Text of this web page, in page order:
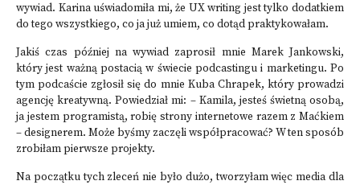
wywiad. Karina uświadomiła mi, że UX writing jest tylko dodatkiem
do tego wszystkiego, co ja już umiem, co dotąd praktykowałam.
Jakiś czas później na wywiad zaprosił mnie Marek Jankowski,
który jest ważną postacią w świecie podcastingu i marketingu. Po
tym podcaście zgłosił się do mnie Kuba Chrapek, który prowadzi
agencję kreatywną. Powiedział mi: – Kamila, jesteś świetną osobą,
ja jestem programistą, robię strony internetowe razem z Maćkiem
– designerem. Może byśmy zaczęli współpracować? W ten sposób
zrobiłam pierwsze projekty.
Na początku tych zleceń nie było dużo, tworzyłam więc media dla